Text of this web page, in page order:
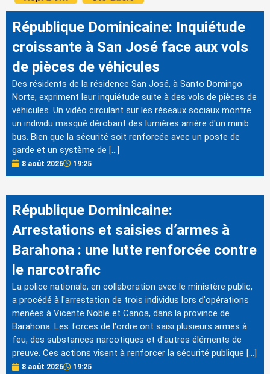
République Dominicaine: Inquiétude
croissante à San José face aux vols
de pièces de véhicules
Des résidents de la résidence San José, à Santo Domingo
Norte, expriment leur inquiétude suite à des vols de pièces de
véhicules. Un vidéo circulant sur les réseaux sociaux montre
un individu masqué dérobant des lumières arrière d'un minib
bus. Bien que la sécurité soit renforcée avec un poste de
garde et un système de […]
8 août 2026 19:25
République Dominicaine:
Arrestations et saisies d’armes à
Barahona : une lutte renforcée contre
le narcotrafic
La police nationale, en collaboration avec le ministère public,
a procédé à l'arrestation de trois individus lors d'opérations
menées à Vicente Noble et Canoa, dans la province de
Barahona. Les forces de l'ordre ont saisi plusieurs armes à
feu, des substances narcotiques et d'autres éléments de
preuve. Ces actions visent à renforcer la sécurité publique […]
8 août 2026 19:25